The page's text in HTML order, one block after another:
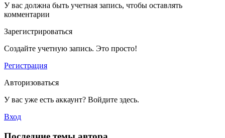
У вас должна быть учетная запись, чтобы оставлять
комментарии
Зарегистрироваться
Создайте учетную запись. Это просто!
Регистрация
Авторизоваться
У вас уже есть аккаунт? Войдите здесь.
Вход